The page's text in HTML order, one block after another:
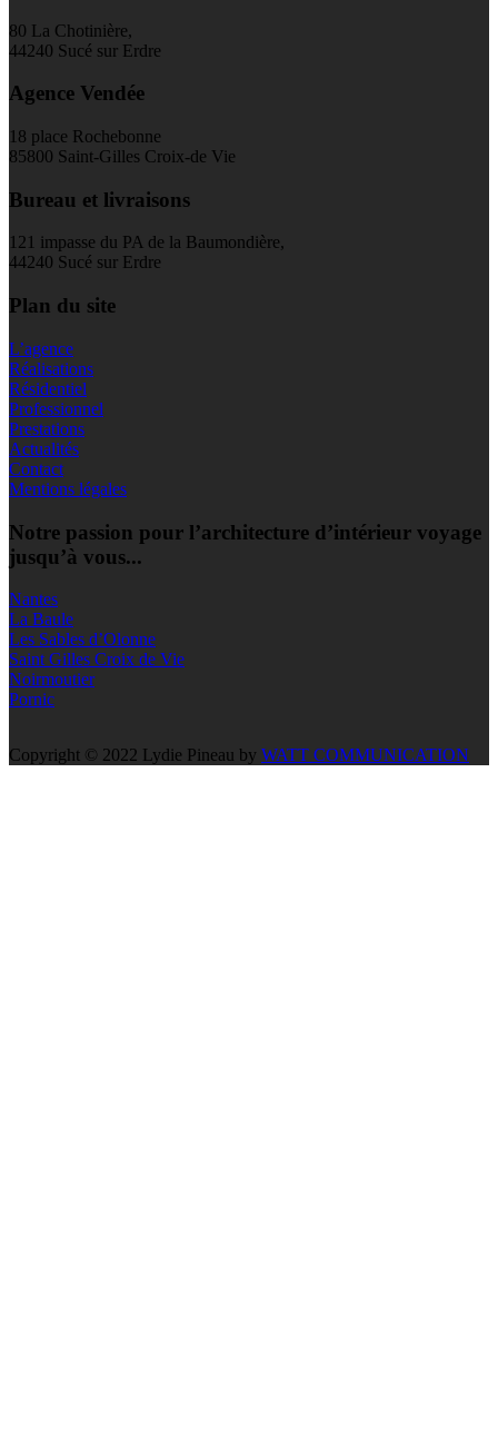
80 La Chotinière,
44240 Sucé sur Erdre
Agence Vendée
18 place Rochebonne
85800 Saint-Gilles Croix-de Vie
Bureau et livraisons
121 impasse du PA de la Baumondière,
44240 Sucé sur Erdre
Plan du site
L’agence
Réalisations
Résidentiel
Professionnel
Prestations
Actualités
Contact
Mentions légales
Notre passion pour l’architecture d’intérieur voyage
jusqu’à vous...
Nantes
La Baule
Les Sables d’Olonne
Saint Gilles Croix de Vie
Noirmoutier
Pornic
Copyright © 2022 Lydie Pineau by WATT COMMUNICATION